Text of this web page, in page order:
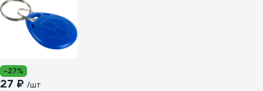
-27%
27 ₽ /шт